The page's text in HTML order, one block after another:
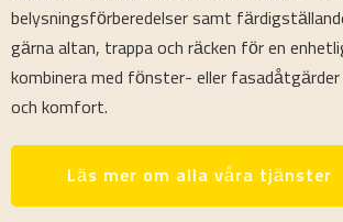
belysningsförberedelser samt
gärna altan, trappa och räcken för en
kombinera med fönster- eller
och komfort.
Läs mer om alla våra tjänster